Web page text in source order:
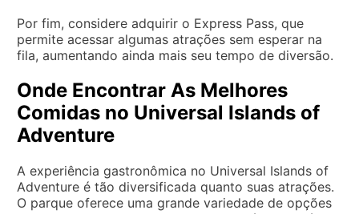
Por fim, considere adquirir o Express Pass, que
permite acessar algumas atrações sem esperar na
fila, aumentando ainda mais seu tempo de diversão.
Onde Encontrar As Melhores
Comidas no Universal Islands of
Adventure
A experiência gastronômica no Universal Islands of
Adventure é tão diversificada quanto suas atrações.
O parque oferece uma grande variedade de opções